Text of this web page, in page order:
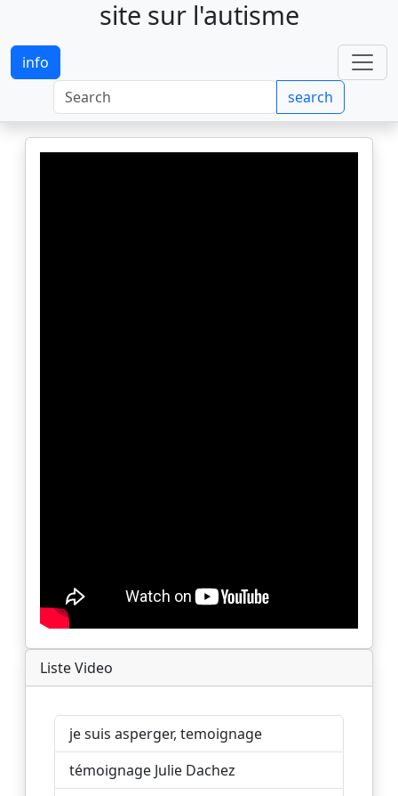
site sur l'autisme
info
search
Liste Video
je suis asperger, temoignage
témoignage Julie Dachez